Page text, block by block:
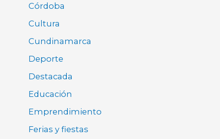
Córdoba
Cultura
Cundinamarca
Deporte
Destacada
Educación
Emprendimiento
Ferias y fiestas